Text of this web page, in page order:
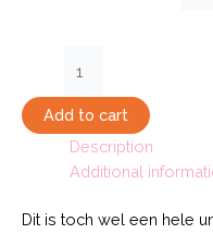
Kalender
Kaarsen
Pakket
quantity
Add to cart
Description
Additional
Dit is toch wel een hele